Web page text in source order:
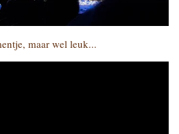
maar wel leuk...